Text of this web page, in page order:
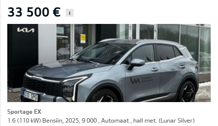
33 500 € i
Sportage EX
1.6 (110 kW) Bensiin, 2025, 9 000 , Automaat , hall met. (Lunar Silver)